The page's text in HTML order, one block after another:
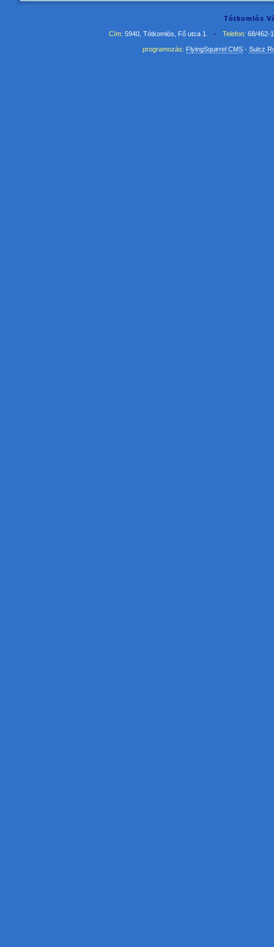
Tótkomlós
Cím: 5940, Tótkomlós, Fő utca 1. • Telefon: 68/462-
programozás: FlyingSquirrel CMS- Sulcz